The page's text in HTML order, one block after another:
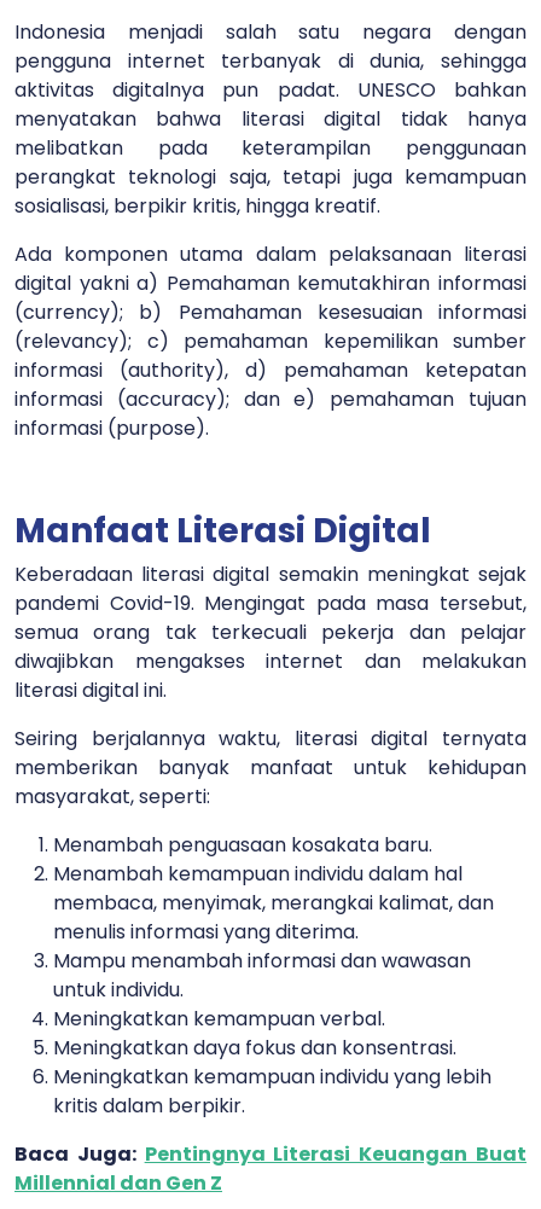
Indonesia menjadi salah satu negara dengan
pengguna internet terbanyak di dunia, sehingga
aktivitas digitalnya pun padat. UNESCO bahkan
menyatakan bahwa literasi digital tidak hanya
melibatkan pada keterampilan penggunaan
perangkat teknologi saja, tetapi juga kemampuan
sosialisasi, berpikir kritis, hingga kreatif.
Ada komponen utama dalam pelaksanaan literasi
digital yakni a) Pemahaman kemutakhiran informasi
(currency); b) Pemahaman kesesuaian informasi
(relevancy); c) pemahaman kepemilikan sumber
informasi (authority), d) pemahaman ketepatan
informasi (accuracy); dan e) pemahaman tujuan
informasi (purpose).
Manfaat Literasi Digital
Keberadaan literasi digital semakin meningkat sejak
pandemi Covid-19. Mengingat pada masa tersebut,
semua orang tak terkecuali pekerja dan pelajar
diwajibkan mengakses internet dan melakukan
literasi digital ini.
Seiring berjalannya waktu, literasi digital ternyata
memberikan banyak manfaat untuk kehidupan
masyarakat, seperti:
Menambah penguasaan kosakata baru.
Menambah kemampuan individu dalam hal
membaca, menyimak, merangkai kalimat, dan
menulis informasi yang diterima.
Mampu menambah informasi dan wawasan
untuk individu.
Meningkatkan kemampuan verbal.
Meningkatkan daya fokus dan konsentrasi.
Meningkatkan kemampuan individu yang lebih
kritis dalam berpikir.
Baca Juga: Pentingnya Literasi Keuangan Buat
Millennial dan Gen Z